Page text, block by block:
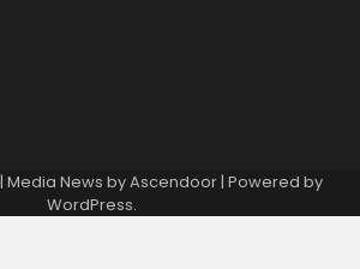
| Media News byAscendoor| Powered by
WordPress.